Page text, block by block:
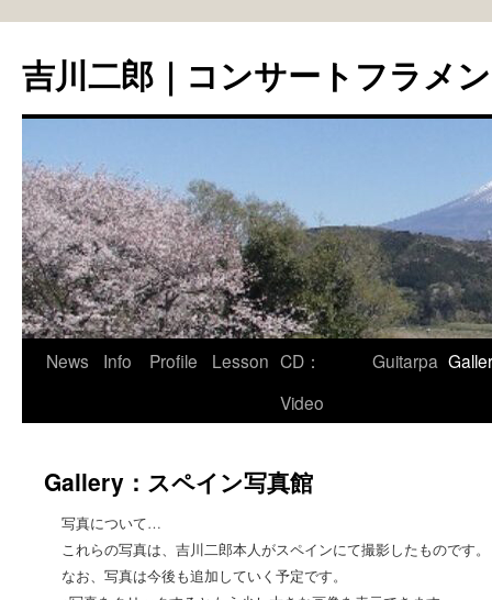
テ
ン
キ
ッ
プ
吉川二郎｜コンサートフラメ
News Info Profile Lesson CD：
Video
Guitarpa
Gallery：スペイン写真館
写真について…
これらの写真は、吉川二郎本人がスペインにて撮影したものです。
なお、写真は今後も追加していく予定です。